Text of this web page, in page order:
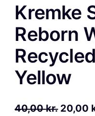
Kremke
Reborn
Yellow
40,00kr. D
20,00